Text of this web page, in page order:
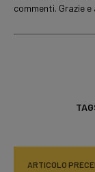
commenti. Grazie
ARTICOLO